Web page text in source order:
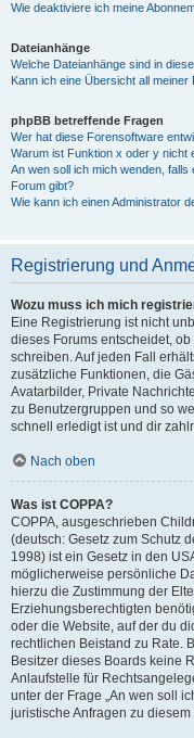
Wie deaktiviere ich meine
Dateianhänge
Welche Dateianhänge sind in
Kann ich eine Übersicht all meiner
phpBB betreffende Fragen
Wer hat diese Forensoftware
Warum ist Funktion x oder y nicht
An wen soll ich mich wenden,
Forum gibt?
Wie kann ich einen Administrator
Registrierung und
Wozu muss ich mich
Eine Registrierung ist nicht
dieses Forums entscheidet,
schreiben. Auf jeden Fall
zusätzliche Funktionen, die
Avatarbilder, Private
zu Benutzergruppen und so
schnell erledigt ist und dir
Nach oben
Was ist COPPA?
COPPA, ausgeschrieben
(deutsch: Gesetz zum Schutz
1998) ist ein Gesetz in den
möglicherweise persönliche
hierzu die Zustimmung der
Erziehungsberechtigten
oder die Website, auf der du
rechtlichen Beistand zu Rate.
Besitzer dieses Boards keine
Anlaufstelle für
unter der Frage „An wen soll
juristische Anfragen zu